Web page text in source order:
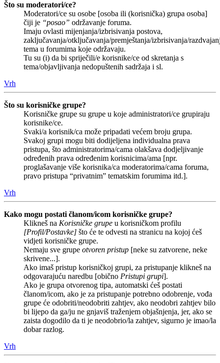
Što su moderatori/ce?
Moderatori/ce su osobe [osoba ili (korisnička) grupa osoba]
čiji je “posao” održavanje foruma.
Imaju ovlasti mijenjanja/izbrisivanja postova,
zaključavanja/otključavanja/premještanja/izbrisivanja/
tema u forumima koje održavaju.
Tu su (i) da bi spriječili/e korisnike/ce od skretanja s
tema/objavljivanja nedopuštenih sadržaja i sl.
Vrh
Što su korisničke grupe?
Korisničke grupe su grupe u koje administratori/ce grupiraju
korisnike/ce.
Svaki/a korisnik/ca može pripadati većem broju grupa.
Svakoj grupi mogu biti dodijeljena individualna prava
pristupa, što administratorima/cama olakšava dodjeljivanje
određenih prava određenim korisnicima/ama [npr.
proglašavanje više korisnika/ca moderatorima/cama foruma,
pravo pristupa “privatnim” tematskim forumima itd.].
Vrh
Kako mogu postati članom/icom korisničke grupe?
Klikneš na Korisničke grupe u korisničkom profilu
[Profil/Postavke] što će te odvesti na stranicu na kojoj ćeš
vidjeti korisničke grupe.
Nemaju sve grupe otvoren pristup [neke su zatvorene, neke
skrivene...].
Ako imaš pristup korisničkoj grupi, za pristupanje klikneš na
odgovarajuću naredbu [obično Pristupi grupi].
Ako je grupa otvorenog tipa, automatski ćeš postati
članom/icom, ako je za pristupanje potrebno odobrenje, vođa
grupe će odobriti/neodobriti zahtjev, ako neodobri zahtjev bilo
bi lijepo da ga/ju ne gnjaviš traženjem objašnjenja, jer, ako se
zaista dogodilo da ti je neodobrio/la zahtjev, sigurno je imao/la
dobar razlog.
Vrh